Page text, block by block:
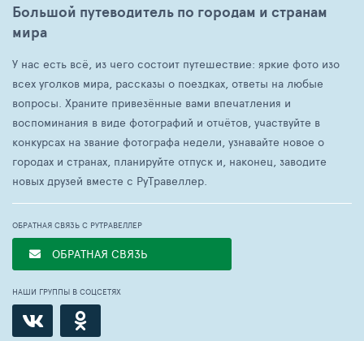
Большой путеводитель по городам и странам
мира
У нас есть всё, из чего состоит путешествие: яркие фото изо
всех уголков мира, рассказы о поездках, ответы на любые
вопросы. Храните привезённые вами впечатления и
воспоминания в виде фотографий и отчётов, участвуйте в
конкурсах на звание фотографа недели, узнавайте новое о
городах и странах, планируйте отпуск и, наконец, заводите
новых друзей вместе с РуТравеллер.
ОБРАТНАЯ СВЯЗЬ С РУТРАВЕЛЛЕР
ОБРАТНАЯ СВЯЗЬ
НАШИ ГРУППЫ В СОЦСЕТЯХ